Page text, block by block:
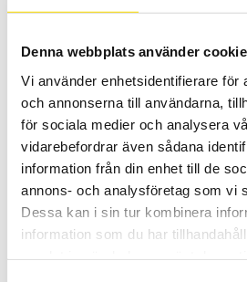
Denna webbplats använder
Vi använder enhetsidentifierare för
och annonserna till användarna,
för sociala medier och analysera
vidarebefordrar även sådana
information från din enhet till de
annons- och analysföretag som vi
Dessa kan i sin tur kombinera
information som du har
Mecmesin Lever
Spakmanövrerad Mecmesin fixtur för
dragprovare